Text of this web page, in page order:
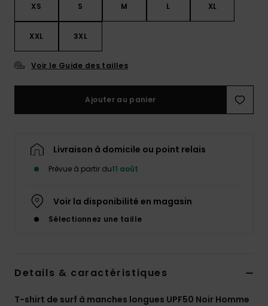
XS S M L XL
XXL 3XL
Voir le Guide des tailles
Ajouter au panier
Livraison à domicile ou point relais
Prévue à partir du11 août
Voir la disponibilité en magasin
Sélectionnez une taille
Details & caractéristiques
T-shirt de surf à manches longues UPF50 Noir Homme